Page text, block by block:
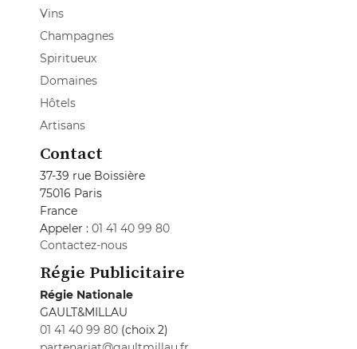
Vins
Champagnes
Spiritueux
Domaines
Hôtels
Artisans
Contact
37-39 rue Boissière
75016 Paris
France
Appeler : 01 41 40 99 80
Contactez-nous
Régie Publicitaire
Régie Nationale
GAULT&MILLAU
01 41 40 99 80 (choix 2)